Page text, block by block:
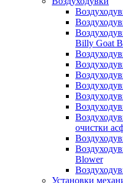
Billy Goat
очистки
Blower
Установки